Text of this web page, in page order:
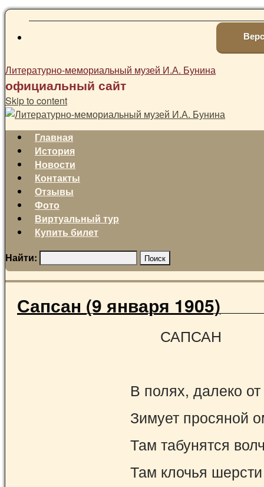
Литературно-мемориальный музей И.А. Бунина
официальный сайт
Skip to content
Главная
История
Новости
Контакты
Отзывы
Фото
Виртуальный тур
Купить билет
Найти:
Сапсан (9 января 1905)
САПСАН
В полях, далеко
Зимует просяной
Там табунятся
Там клочья